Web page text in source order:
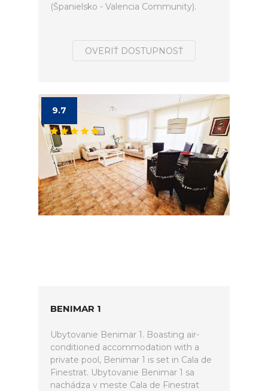
(Španielsko - Valencia Community).
OVERIŤ DOSTUPNOSŤ
9.7
BENIMAR 1
Ubytovanie Benimar 1. Boasting air-
conditioned accommodation with a
private pool, Benimar 1 is set in Cala de
Finestrat. Ubytovanie Benimar 1 sa
nachádza v meste Cala de Finestrat